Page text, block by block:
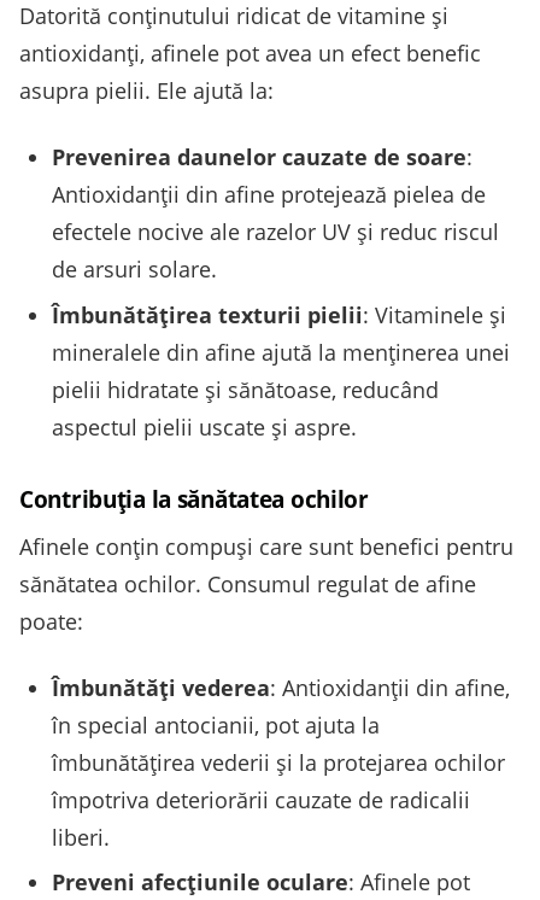
Datorită conținutului ridicat de vitamine și
antioxidanți, afinele pot avea un efect benefic
asupra pielii. Ele ajută la:
Prevenirea daunelor cauzate de soare:
Antioxidanții din afine protejează pielea de
efectele nocive ale razelor UV și reduc riscul
de arsuri solare.
Îmbunătățirea texturii pielii: Vitaminele și
mineralele din afine ajută la menținerea unei
pielii hidratate și sănătoase, reducând
aspectul pielii uscate și aspre.
Contribuția la sănătatea ochilor
Afinele conțin compuși care sunt benefici pentru
sănătatea ochilor. Consumul regulat de afine
poate:
Îmbunătăți vederea: Antioxidanții din afine,
în special antocianii, pot ajuta la
îmbunătățirea vederii și la protejarea ochilor
împotriva deteriorării cauzate de radicalii
liberi.
Preveni afecțiunile oculare: Afinele pot